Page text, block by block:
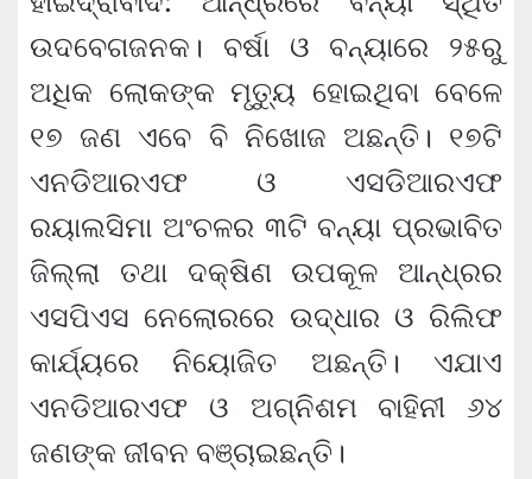
ଉଦବେଗଜନକ। ବର୍ଷା ଓ ବନ୍ୟାରେ ୨୫ରୁ
ଅଧିକ ଲୋକଙ୍କ ମୃତ୍ୟୁ ହୋଇଥିବା ବେଳେ
୧୭ ଜଣ ଏବେ ବି ନିଖୋଜ ଅଛନ୍ତି। ୧୭ଟି
ଏନଡିଆରଏଫ ଓ ଏସଡିଆରଏଫ
ରୟାଲସିମା ଅଂଚଳର ୩ଟି ବନ୍ୟା ପ୍ରଭାବିତ
ଜିଲ୍ଲା ତଥା ଦକ୍ଷିଣ ଉପକୂଳ ଆନ୍ଧ୍ରର
ଏସପିଏସ ନେଲୋରରେ ଉଦ୍ଧାର ଓ ରିଲିଫ
କାର୍ଯ୍ୟରେ ନିୟୋଜିତ ଅଛନ୍ତି। ଏଯାଏ
ଏନଡିଆରଏଫ ଓ ଅଗ୍ନିଶମ ବାହିନୀ ୬୪
ଜଣଙ୍କ ଜୀବନ ବଞ୍ଚାଇଛନ୍ତି।